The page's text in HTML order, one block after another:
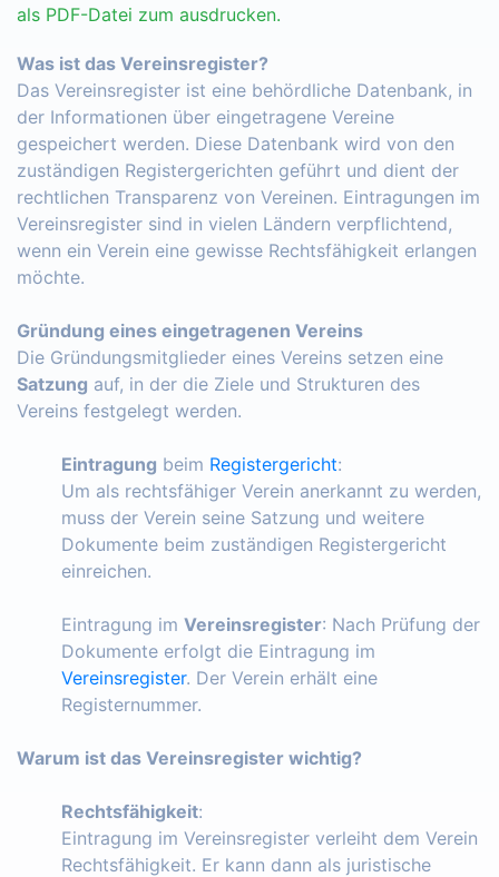
als PDF-Datei zum ausdrucken.
Was ist das Vereinsregister?
Das Vereinsregister ist eine behördliche Datenbank, in
der Informationen über eingetragene Vereine
gespeichert werden. Diese Datenbank wird von den
zuständigen Registergerichten geführt und dient der
rechtlichen Transparenz von Vereinen. Eintragungen im
Vereinsregister sind in vielen Ländern verpflichtend,
wenn ein Verein eine gewisse Rechtsfähigkeit erlangen
möchte.
Gründung eines eingetragenen Vereins
Die Gründungsmitglieder eines Vereins setzen eine
Satzung auf, in der die Ziele und Strukturen des
Vereins festgelegt werden.
Eintragung beim Registergericht:
Um als rechtsfähiger Verein anerkannt zu werden,
muss der Verein seine Satzung und weitere
Dokumente beim zuständigen Registergericht
einreichen.
Eintragung im Vereinsregister: Nach Prüfung der
Dokumente erfolgt die Eintragung im
Vereinsregister. Der Verein erhält eine
Registernummer.
Warum ist das Vereinsregister wichtig?
Rechtsfähigkeit:
Eintragung im Vereinsregister verleiht dem Verein
Rechtsfähigkeit. Er kann dann als juristische